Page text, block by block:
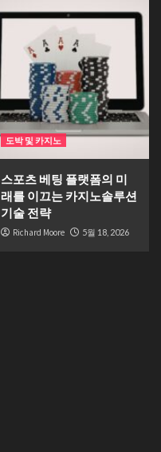
도박 및 카지노
스포츠 베팅 플랫폼의 미
래를 이끄는 카지노솔루션
기술 전략
Richard Moore 5월 18, 2026